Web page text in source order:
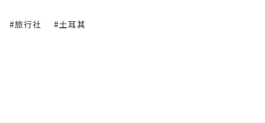
#旅行社 #土耳其